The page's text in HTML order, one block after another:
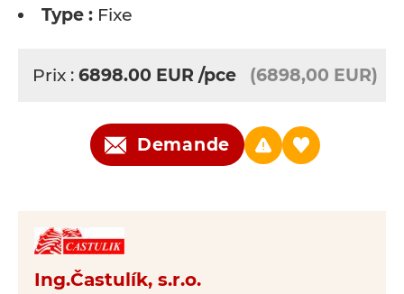
Type : Fixe
Prix : 6898.00 EUR /pce (6898,00 EUR)
Demande
Ing.Častulík, s.r.o.